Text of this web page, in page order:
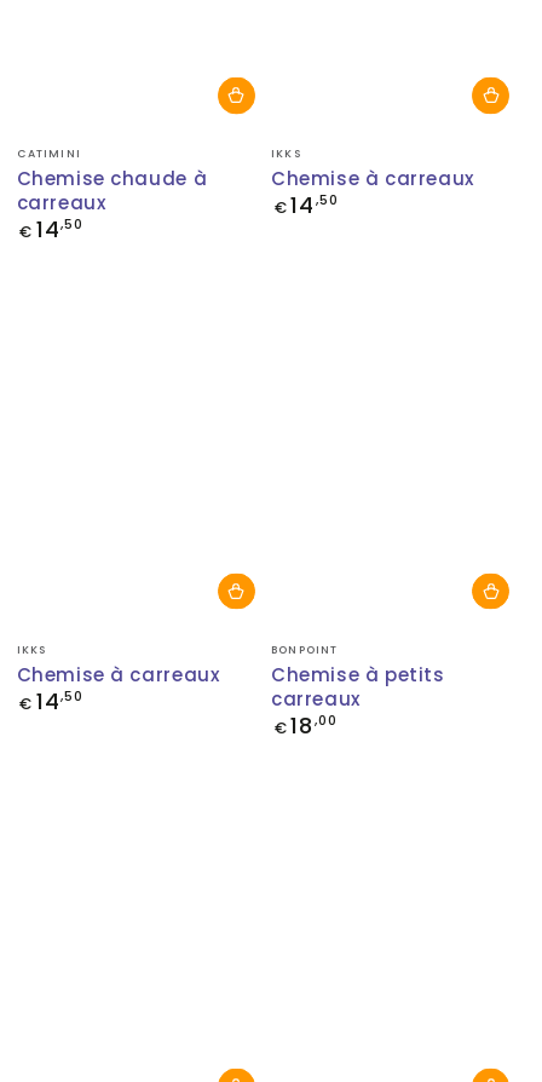
Fournisseur:
CATIMINI
Chemise chaude à
carreaux
Prix
€ 14,50
Fournisseur:
IKKS
Chemise à carreaux
Prix
€14 ,50
Fournisseur:
IKKS
Chemise à carreaux
Prix
€ 14,50
Fournisseur:
BONPOINT
Chemise à petits
carreaux
Prix
€18 ,00